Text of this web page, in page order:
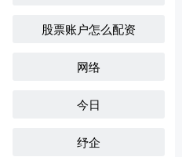
股票账户怎么配资
网络
今日
纾企